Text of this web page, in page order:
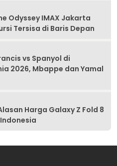
Odyssey IMAX Jakarta
Tersisa di Baris Depan
vs Spanyol di
2026, Mbappe dan Yamal
Harga Galaxy Z Fold 8